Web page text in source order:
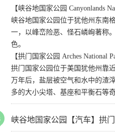
【峡谷地国家公园 Canyonlands
峡谷地国家公园位于犹他州东南
一，以峰峦险恶、怪石嶙峋著称
色。
【拱门国家公园 Arches National
拱门国家公园位于美国犹他州靠
万年后，盐层被空气和水中的渣
多的大小尖塔、基座和平衡石等
峡谷地国家公园【汽车】拱